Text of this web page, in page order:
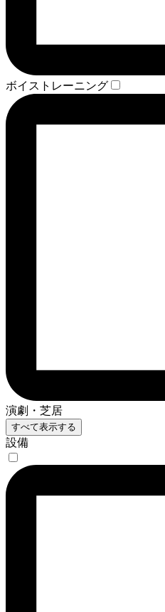
ボイストレーニング
演劇・芝居
すべて表示する
設備